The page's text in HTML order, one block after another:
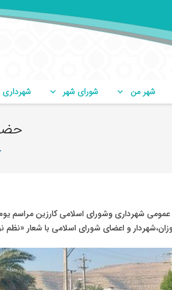
شهر من شورای شهر شهرداری
و اعضای شورای اسلامی با شعار «نظم